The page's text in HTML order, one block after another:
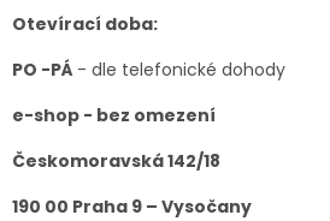
Otevírací doba:
PO -PÁ - dle telefonické dohody
e-shop - bez omezení
Českomoravská 142/18
190 00 Praha 9 – Vysočany